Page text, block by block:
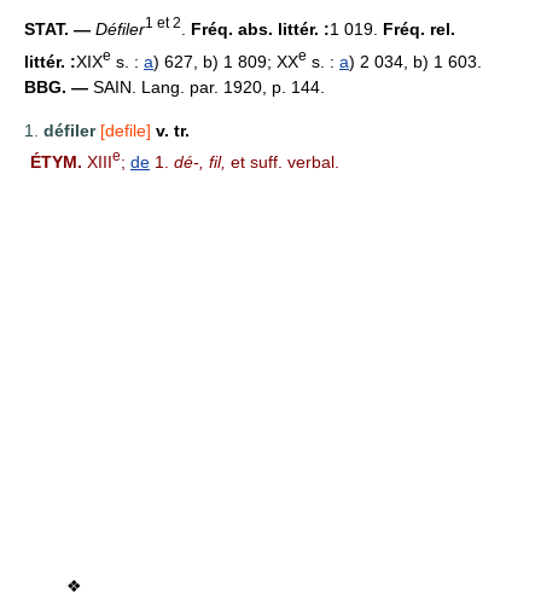
STAT. — Défiler1 et 2 Fréq. abs. littér. :1 019. Fréq. rel.
littér. :XIXe s. : a) 627, b) 1 809; XXe s. : a) 2 034, b) 1 603.
BBG. — SAIN. Lang. par. 1920, p. 144.
1. défiler [defile] v. tr.
ÉTYM. XIIIe; de 1. dé-, fil, et suff. verbal.
❖